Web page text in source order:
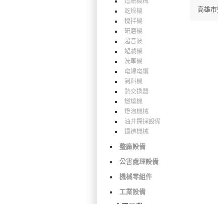
乾燥機
攪拌機
研磨機
超音波
遊戲機
洗車機
電線電纜
飼料機
熱交換器
燃燒機
燈泡機械
油井探採設備
鑄造機械
整廠設備
公害處理設備
機械零組件
工業設備
高雄